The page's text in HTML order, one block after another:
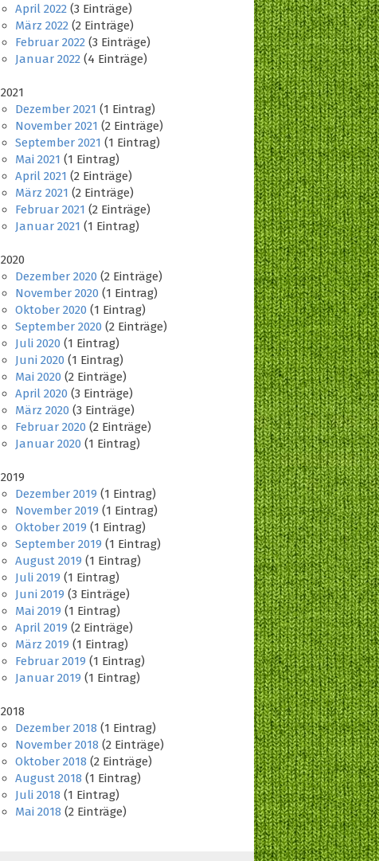
April 2022 (3 Einträge)
März 2022 (2 Einträge)
Februar 2022 (3 Einträge)
Januar 2022 (4 Einträge)
2021
Dezember 2021 (1 Eintrag)
November 2021 (2 Einträge)
September 2021 (1 Eintrag)
Mai 2021 (1 Eintrag)
April 2021 (2 Einträge)
März 2021 (2 Einträge)
Februar 2021 (2 Einträge)
Januar 2021 (1 Eintrag)
2020
Dezember 2020 (2 Einträge)
November 2020 (1 Eintrag)
Oktober 2020 (1 Eintrag)
September 2020 (2 Einträge)
Juli 2020 (1 Eintrag)
Juni 2020 (1 Eintrag)
Mai 2020 (2 Einträge)
April 2020 (3 Einträge)
März 2020 (3 Einträge)
Februar 2020 (2 Einträge)
Januar 2020 (1 Eintrag)
2019
Dezember 2019 (1 Eintrag)
November 2019 (1 Eintrag)
Oktober 2019 (1 Eintrag)
September 2019 (1 Eintrag)
August 2019 (1 Eintrag)
Juli 2019 (1 Eintrag)
Juni 2019 (3 Einträge)
Mai 2019 (1 Eintrag)
April 2019 (2 Einträge)
März 2019 (1 Eintrag)
Februar 2019 (1 Eintrag)
Januar 2019 (1 Eintrag)
2018
Dezember 2018 (1 Eintrag)
November 2018 (2 Einträge)
Oktober 2018 (2 Einträge)
August 2018 (1 Eintrag)
Juli 2018 (1 Eintrag)
Mai 2018 (2 Einträge)